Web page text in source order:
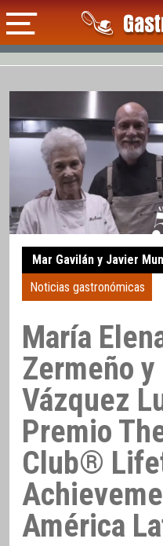
Mar Gavilán y Javier
Noticias gastronómicas
María
Zermeño y
Vázquez
Premio
Club®
América